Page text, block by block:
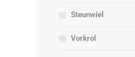
Steunwiel
Vorkrol